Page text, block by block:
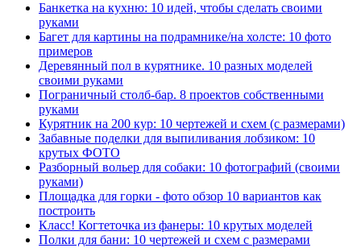
Банкетка на кухню: 10 идей, чтобы сделать своими
руками
Багет для картины на подрамнике/на холсте: 10 фото
примеров
Деревянный пол в курятнике. 10 разных моделей
своими руками
Пограничный столб-бар. 8 проектов собственными
руками
Курятник на 200 кур: 10 чертежей и схем (с размерами)
Забавные поделки для выпиливания лобзиком: 10
крутых ФОТО
Разборный вольер для собаки: 10 фотографий (своими
руками)
Площадка для горки - фото обзор 10 вариантов как
построить
Класс! Когтеточка из фанеры: 10 крутых моделей
Полки для бани: 10 чертежей и схем с размерами